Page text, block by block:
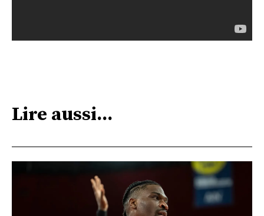
Lire aussi...